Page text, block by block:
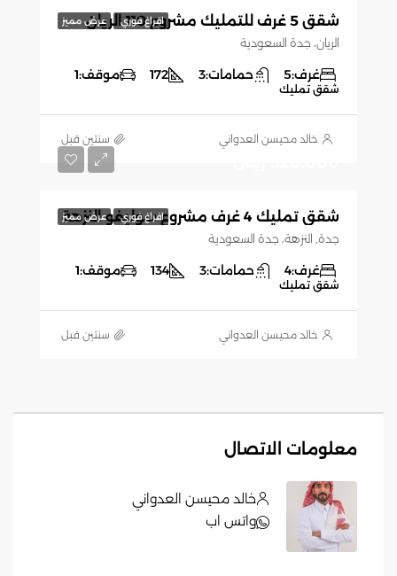
افراغ فوري عرض مميز شقق 5 غرف للتمليك مشروع 110 الريان
الريان، جدة السعودية
غرف:5 حمامات:3
172 موقف:1
شقق تمليك
خالد محيسن العدواني ‏سنتين قبل
افراغ فوري عرض مميز شقق تمليك 4 غرف مشروع سوليفو النزهة
جدة, النزهة، جدة السعودية
غرف:4 حمامات:3
134 موقف:1
شقق تمليك
خالد محيسن العدواني ‏سنتين قبل
معلومات الاتصال
خالد محيسن العدواني
واتس اب